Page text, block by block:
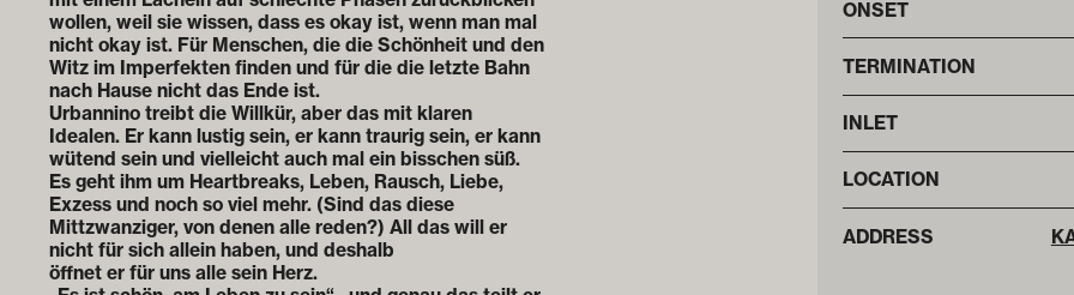
wollen, weil sie wissen, dass es okay ist, wenn man mal
nicht okay ist. Für Menschen, die die Schönheit und den
Witz im Imperfekten finden und für die die letzte Bahn
nach Hause nicht das Ende ist.
Urbannino treibt die Willkür, aber das mit klaren
Idealen. Er kann lustig sein, er kann traurig sein, er kann
wütend sein und vielleicht auch mal ein bisschen süß.
Es geht ihm um Heartbreaks, Leben, Rausch, Liebe,
Exzess und noch so viel mehr. (Sind das diese
Mittzwanziger, von denen alle reden?) All das will er
nicht für sich allein haben, und deshalb
öffnet er für uns alle sein Herz.
ONSET
TERMINATION
INLET
LOCATION
ADDRESS